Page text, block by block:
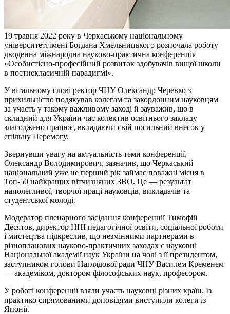
19 травня 2022 року в Черкаському національному
університеті імені Богдана Хмельницького розпочала роботу
дводенна міжнародна науково-практична конференція
«Особистісно-професійний розвиток здобувачів вищої школи
в постнекласичній парадигмі».
У вітальному слові ректор ЧНУ Олександр Черевко з
прихильністю подякував колегам та закордонним науковцям
за участь у такому важливому заході й зауважив, що в
складний для України час колектив освітнього закладу
злагоджено працює, вкладаючи свій посильний внесок у
спільну Перемогу.
Звернувши увагу на актуальність теми конференції,
Олександр Володимирович, зазначив, що Черкаський
національний уже не перший рік займає поважні місця в
Топ-50 найкращих вітчизняних ЗВО. Це — результат
наполегливої, творчої праці науковців, викладачів та
студентської молоді.
Модератор пленарного засідання конференції Тимофій
Десятов, директор ННІ педагогічної освіти, соціальної роботи
і мистецтва підкреслив, що незмінними партнерами в
різнопланових науково-практичних заходах є науковці
Національної академії наук України на чолі з її президентом,
заступником голови Наглядової ради ЧНУ Василем Кременем
— академіком, доктором філософських наук, професором.
У роботі конференції взяли участь науковці різних країн. Із
практико спрямованими доповідями виступили колеги із
Японії.